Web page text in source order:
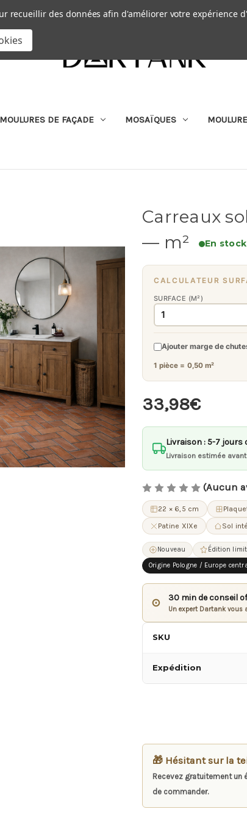
|
MOULURES DE FAÇADE MOSAÏQUES
Carreaux
— m²
En stock
CALCULATEUR
SURFACE (M²)
Ajouter marge de
1 pièce = 0,50 m²
33,98€
Livraison : 5-7 jours
Livraison estimée avant
(Aucun
22 × 6,5 cm
Patine XIXe
Sol
Nouveau Édition
Origine Pologne / Europe
⊙ 30 min de conseil
Un expert Dartank vous
SKU
Expédition
🎁 Hésitant sur la
Recevez gratuitement un
de commander.
recueillir des données afin d'améliorer votre expérience